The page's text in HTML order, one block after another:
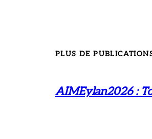
PLUS DE
AIMEylan2026 :